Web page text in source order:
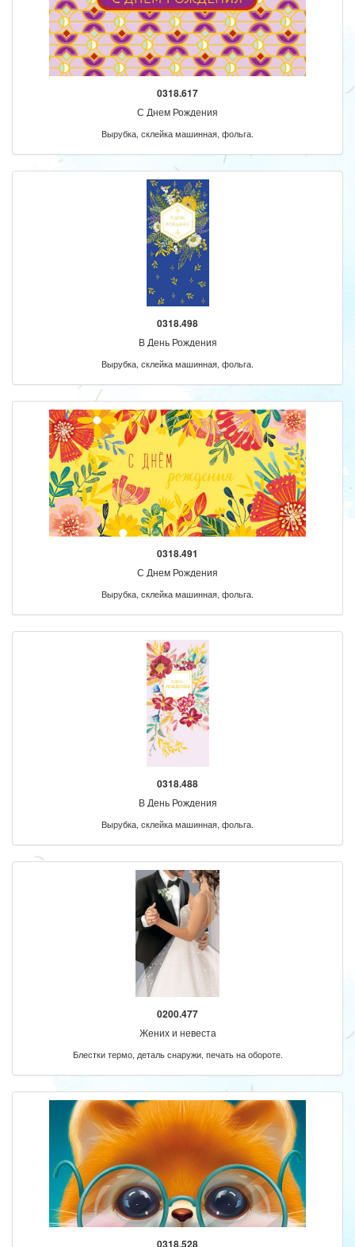
0318.617
С Днем Рождения
Вырубка, склейка машинная, фольга.
0318.498
В День Рождения
Вырубка, склейка машинная, фольга.
0318.491
С Днем Рождения
Вырубка, склейка машинная, фольга.
0318.488
В День Рождения
Вырубка, склейка машинная, фольга.
0200.477
Жених и невеста
Блестки термо, деталь снаружи, печать на обороте.
0318.528